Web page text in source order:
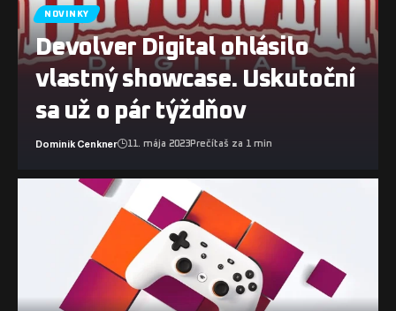
NOVINKY
Devolver Digital ohlásilo
vlastný showcase. Uskutoční
sa už o pár týždňov
Dominik Cenkner 11. mája 2023Prečítaš za 1 min